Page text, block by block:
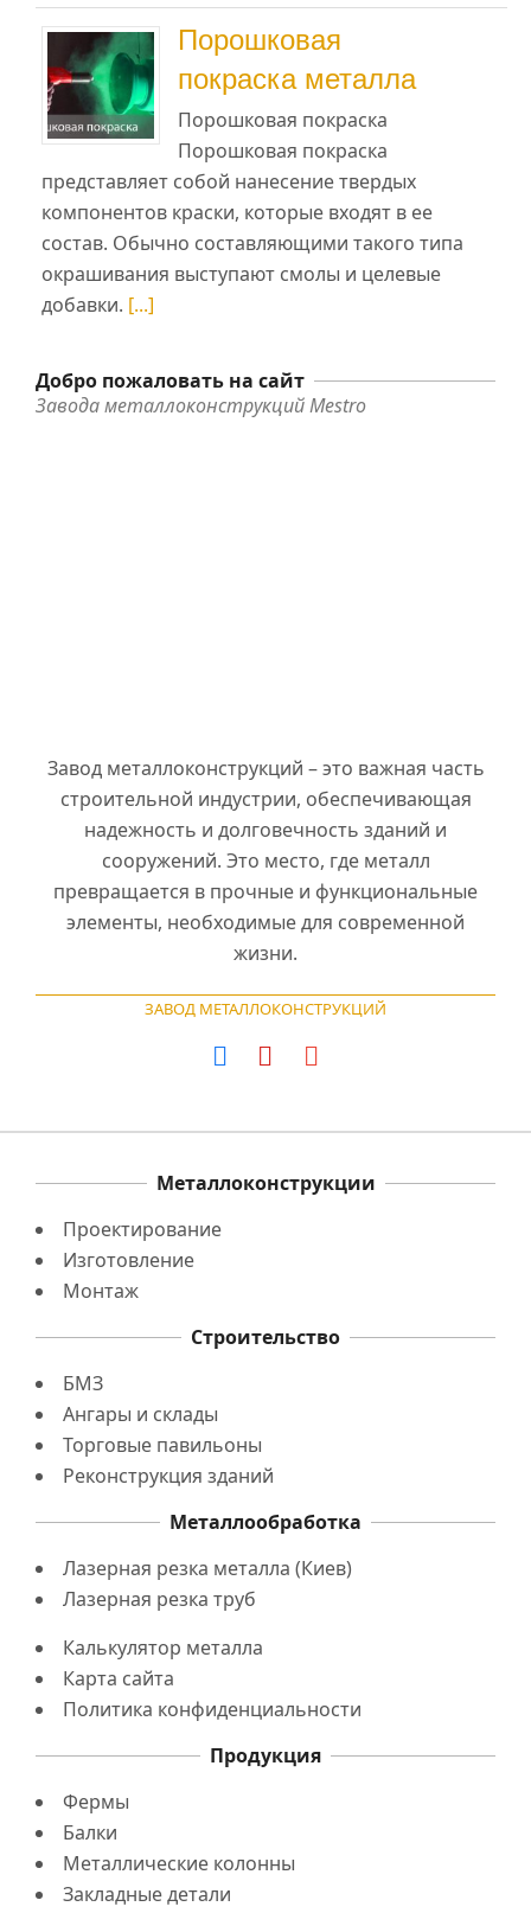
Порошковая
покраска металла
Порошковая покраска
Порошковая покраска
представляет собой нанесение твердых
компонентов краски, которые входят в ее
состав. Обычно составляющими такого типа
окрашивания выступают смолы и целевые
добавки. [...]
Добро пожаловать на сайт
Завода металлоконструкций Mestro
Завод металлоконструкций – это важная часть
строительной индустрии, обеспечивающая
надежность и долговечность зданий и
сооружений. Это место, где металл
превращается в прочные и функциональные
элементы, необходимые для современной
жизни.
ЗАВОД МЕТАЛЛОКОНСТРУКЦИЙ
Металлоконструкции
Проектирование
Изготовление
Монтаж
Строительство
БМЗ
Ангары и склады
Торговые павильоны
Реконструкция зданий
Металлообработка
Лазерная резка металла (Киев)
Лазерная резка труб
Калькулятор металла
Карта сайта
Политика конфиденциальности
Продукция
Фермы
Балки
Металлические колонны
Закладные детали